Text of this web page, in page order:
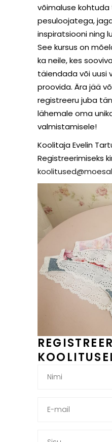
võimaluse
pesuloojatega,
inspiratsiooni ning
See kursus on
ka neile, kes
täiendada või uusi
proovida. Ära jää
registreeru juba
lähemale oma
valmistamisele!
Koolitaja Evelin
Registreerimiseks